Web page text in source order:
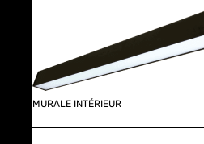
MURALE INTÉRIEUR